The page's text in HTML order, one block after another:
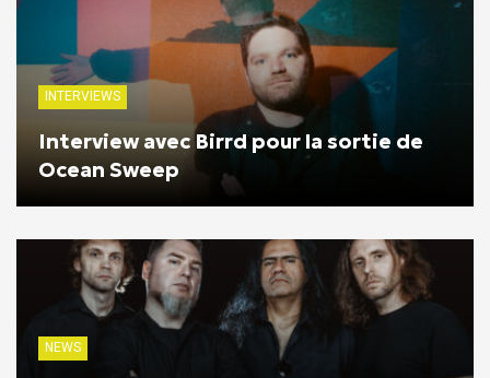
INTERVIEWS
Interview avec Birrd pour la sortie de
Ocean Sweep
NEWS